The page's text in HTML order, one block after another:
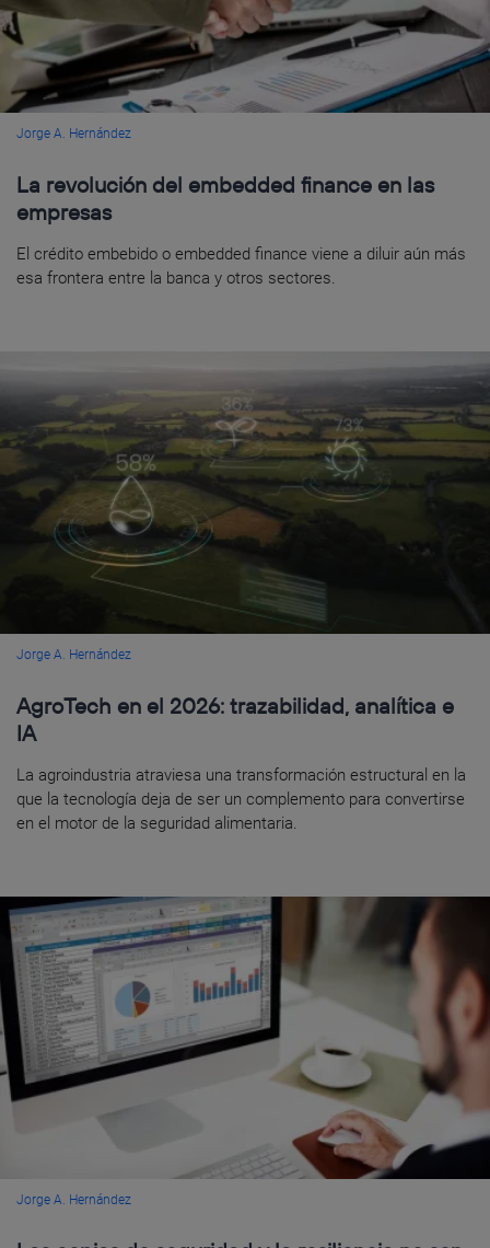
Jorge A. Hernández
La revolución del embedded finance en las
empresas
El crédito embebido o embedded finance viene a diluir aún más
esa frontera entre la banca y otros sectores.
Jorge A. Hernández
AgroTech en el 2026: trazabilidad, analítica e
IA
La agroindustria atraviesa una transformación estructural en la
que la tecnología deja de ser un complemento para convertirse
en el motor de la seguridad alimentaria.
Jorge A. Hernández